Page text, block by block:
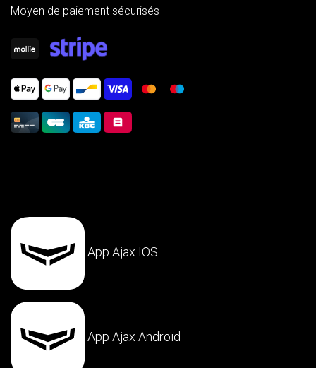
Moyen de paiement sécurisés
App Ajax IOS
App Ajax Androïd